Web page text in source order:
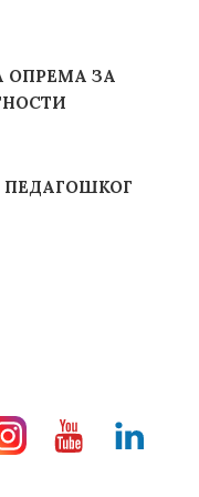
ОПРЕМА ЗА
ПЕДАГОШКОГ
YoutubeLinkedin